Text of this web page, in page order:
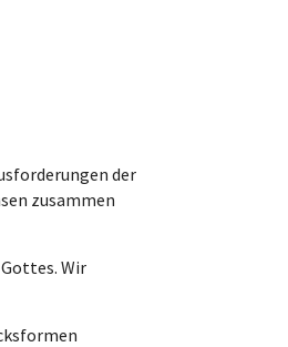
der
zusammen
Wir